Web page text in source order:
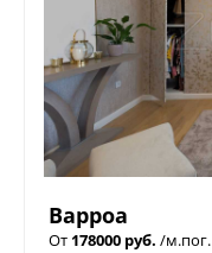
Варроа
От 178000 руб. /м.пог.